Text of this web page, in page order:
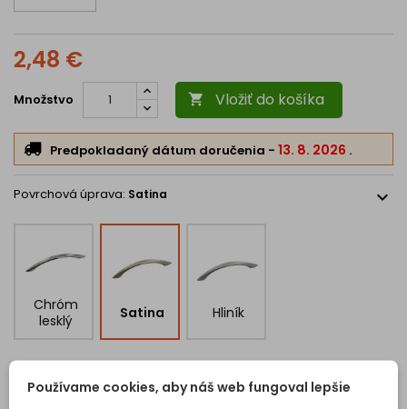
2,48 €
Množstvo  Vložiť do košíka
Predpokladaný dátum doručenia - 13. 8. 2026 .
Povrchová úprava: Satina expand_more
Chróm
lesklý
Satina Hliník
Používame cookies, aby náš web fungoval lepšie